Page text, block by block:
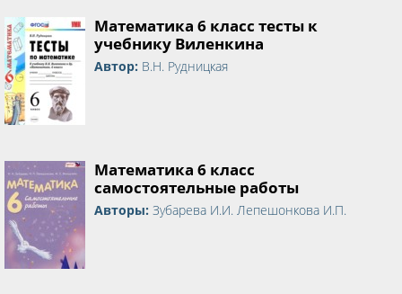
Математика 6 класс тесты к
учебнику Виленкина
Автор: В.Н. Рудницкая
Математика 6 класс
самостоятельные работы
Авторы: Зубарева И.И. Лепешонкова И.П.